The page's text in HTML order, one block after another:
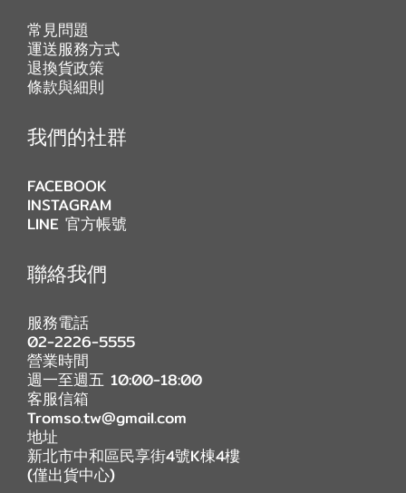
常見問題
運送服務方式
退換貨政策
條款與細則
我們的社群
FACEBOOK
INSTAGRAM
LINE 官方帳號
聯絡我們
服務電話
02-2226-5555
營業時間
週一至週五 10:00-18:00
客服信箱
Tromso.tw@gmail.com
地址
新北市中和區民享街4號K棟4樓
(僅出貨中心)